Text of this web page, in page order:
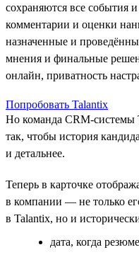
сохраняются все события
комментарии и оценки
назначенные и
мнения и финальные
онлайн, приватность
Попробовать Talantix
Но команда CRM-системы
так, чтобы история
и детальнее.
Теперь в карточке
в компании — не только
в Talantix, но и
дата, когда